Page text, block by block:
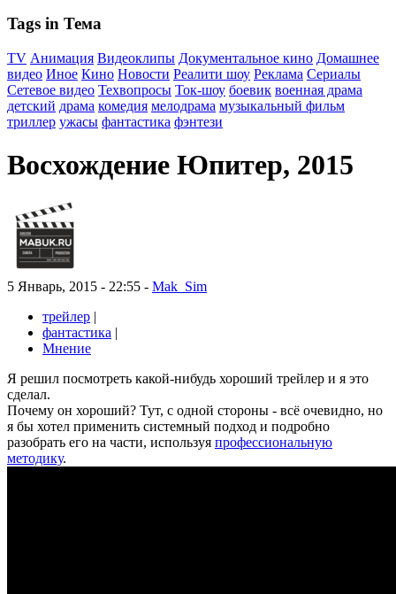
Tags in Тема
TV Анимация Видеоклипы Документальное кино Домашнее
видео Иное Кино Новости Реалити шоу Реклама Сериалы
Сетевое видео Техвопросы Ток-шоу боевик военная драма
детский драма комедия мелодрама музыкальный фильм
триллер ужасы фантастика фэнтези
Восхождение Юпитер, 2015
5 Январь, 2015 - 22:55 - Mak_Sim
трейлер |
фантастика |
Мнение
Я решил посмотреть какой-нибудь хороший трейлер и я это
сделал.
Почему он хороший? Тут, с одной стороны - всё очевидно, но
я бы хотел применить системный подход и подробно
разобрать его на части, используя профессиональную
методику.